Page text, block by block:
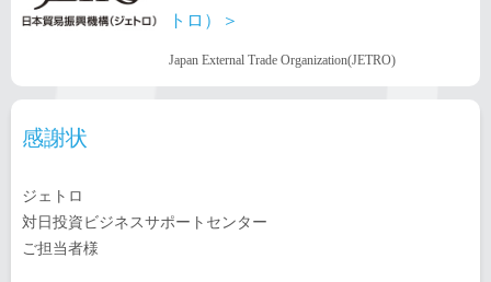
感謝状
ジェトロ
対日投資ビジネスサポートセンター
ご担当者様
トロ）＞
Japan External Trade Organization(JETRO)